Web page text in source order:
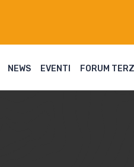
NEWS EVENTI FORUM